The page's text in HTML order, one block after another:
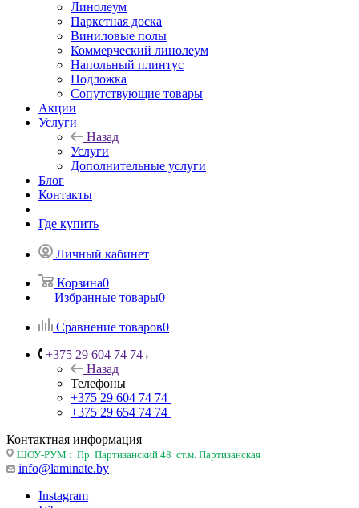
Линолеум
Паркетная доска
Виниловые полы
Коммерческий линолеум
Напольный плинтус
Подложка
Сопутствующие товары
Акции
Услуги
Назад
Услуги
Дополнительные услуги
Блог
Контакты
Где купить
Личный кабинет
Корзина0
Избранные товары0
Сравнение товаров0
+375 29 604 74 74
Назад
Телефоны
+375 29 604 74 74
+375 29 654 74 74
Контактная информация
ШОУ-РУМ : Пр. Партизанский 48 ст.м. Партизанская
info@laminate.by
Instagram